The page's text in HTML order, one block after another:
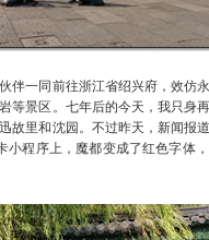
一同前往浙江省绍兴府，效仿
等景区。七年后的今天，我只身
故里和沈园。不过昨天，新闻报
小程序上，魔都变成了红色字体